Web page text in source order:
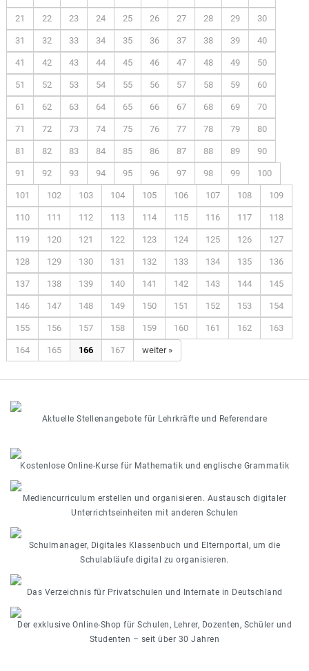
21 22 23 24 25 26 27 28 29 30
31 32 33 34 35 36 37 38 39 40
41 42 43 44 45 46 47 48 49 50
51 52 53 54 55 56 57 58 59 60
61 62 63 64 65 66 67 68 69 70
71 72 73 74 75 76 77 78 79 80
81 82 83 84 85 86 87 88 89 90
91 92 93 94 95 96 97 98 99 100
101 102 103 104 105 106 107 108 109
110 111 112 113 114 115 116 117 118
119 120 121 122 123 124 125 126 127
128 129 130 131 132 133 134 135 136
137 138 139 140 141 142 143 144 145
146 147 148 149 150 151 152 153 154
155 156 157 158 159 160 161 162 163
164 165 166 167 weiter »
Aktuelle Stellenangebote für Lehrkräfte und Referendare
Kostenlose Online-Kurse für Mathematik und englische Grammatik
Mediencurriculum erstellen und organisieren. Austausch digitaler
Unterrichtseinheiten mit anderen Schulen
Schulmanager, Digitales Klassenbuch und Elternportal, um die
Schulabläufe digital zu organisieren.
Das Verzeichnis für Privatschulen und Internate in Deutschland
Der exklusive Online-Shop für Schulen, Lehrer, Dozenten, Schüler und
Studenten – seit über 30 Jahren